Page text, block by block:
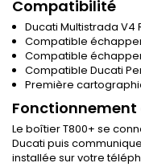
Compatibilité
Ducati Multistrada V4
Compatible
Compatible
Compatible Ducati
Première
Fonctionnement
Le boîtier T800+ se
Ducati puis
installée sur votre